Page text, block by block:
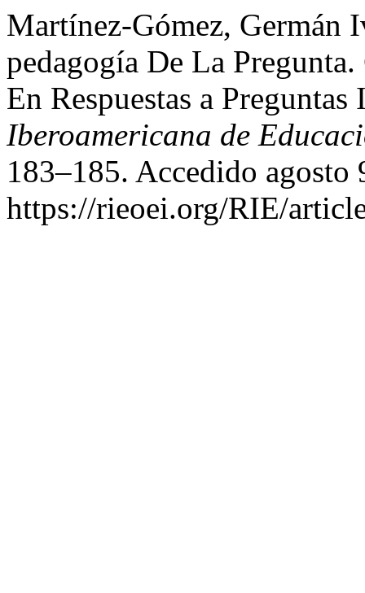
Martínez-Gómez, Germán
pedagogía De La
En Respuestas a
Iberoamericana de
183–185. Accedido agosto
https://rieoei.org/RIE/